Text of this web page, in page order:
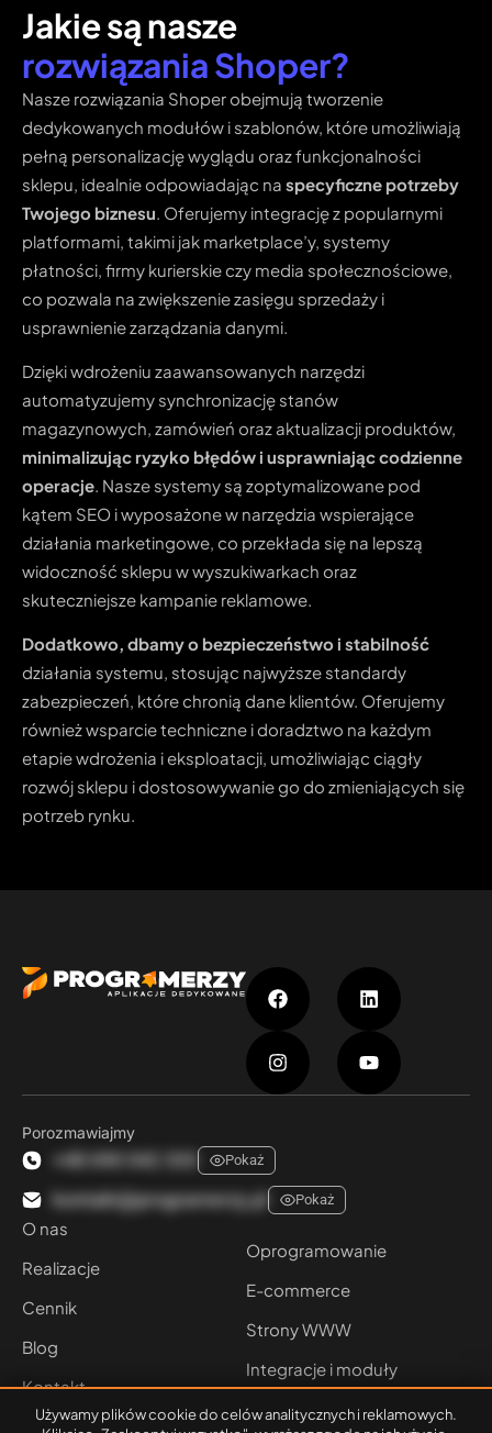
Jakie są nasze
rozwiązania Shoper?
Nasze rozwiązania Shoper obejmują tworzenie
dedykowanych modułów i szablonów, które umożliwiają
pełną personalizację wyglądu oraz funkcjonalności
sklepu, idealnie odpowiadając na specyficzne potrzeby
Twojego biznesu . Oferujemy integrację z popularnymi
platformami, takimi jak marketplace’y, systemy
płatności, firmy kurierskie czy media społecznościowe,
co pozwala na zwiększenie zasięgu sprzedaży i
usprawnienie zarządzania danymi.
Dzięki wdrożeniu zaawansowanych narzędzi
automatyzujemy synchronizację stanów
magazynowych, zamówień oraz aktualizacji produktów,
minimalizując ryzyko błędów i usprawniając codzienne
operacje. Nasze systemy są zoptymalizowane pod
kątem SEO i wyposażone w narzędzia wspierające
działania marketingowe, co przekłada się na lepszą
widoczność sklepu w wyszukiwarkach oraz
skuteczniejsze kampanie reklamowe.
Dodatkowo, dbamy o bezpieczeństwo i stabilność
działania systemu, stosując najwyższe standardy
zabezpieczeń, które chronią dane klientów. Oferujemy
również wsparcie techniczne i doradztwo na każdym
etapie wdrożenia i eksploatacji, umożliwiając ciągły
rozwój sklepu i dostosowywanie go do zmieniających się
potrzeb rynku.
Porozmawiajmy
+48 690 042 333 Pokaż
kontakt@programerzy.pl Pokaż
O nas
Realizacje
Cennik
Blog
Kontakt
Oprogramowanie
E-commerce
Strony WWW
Integracje i moduły
Używamy plików cookie do celów analitycznych i reklamowych.